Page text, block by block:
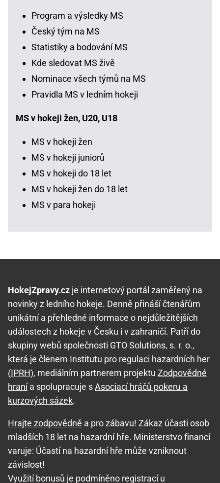
Program a výsledky MS
Český tým na MS
Statistiky a bodování MS
Kde sledovat MS živě
Nominace všech týmů na MS
Pravidla MS v ledním hokeji
MS v hokeji žen, U20, U18
MS v hokeji žen
MS v hokeji juniorů
MS v hokeji do 18 let
MS v hokeji žen do 18 let
MS v para hokeji
HokejZpravy.cz je internetový portál zaměřený na
novinky z ledního hokeje. Denně přináší čtenářům
unikátní a přehledné informace o nejdůležitějších
událostech z hokeje v Česku i v zahraničí. Patří do
skupiny webů společnosti GTO Solutions, s. r. o.,
která je členem Institutu pro regulaci hazardních her
(IPRH), mediálním partnerem projektu Zodpovědné
hranía spolupracuje sAsociací hráčů pokeru a
kurzových sázek.
Hrajte zodpovědně a pro zábavu! Zákaz účasti osob
mladších 18 let na hazardní hře. Ministerstvo financí
varuje: Účastí na hazardní hře může vzniknout
závislost!
Využití bonusů je podmíněno registrací u